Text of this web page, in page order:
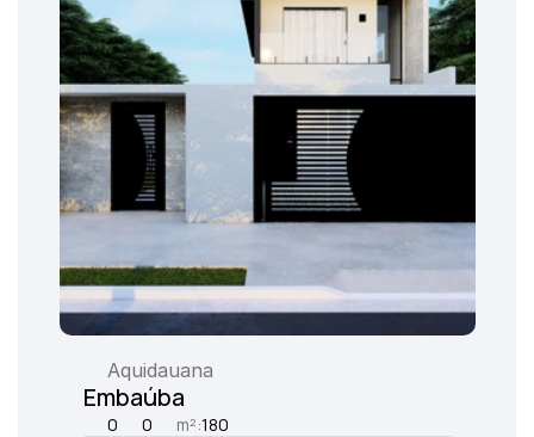
Aquidauana
Embaúba
0 0 m²:180